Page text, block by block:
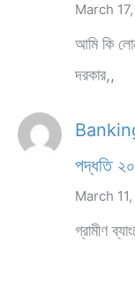
March
আমি কি
দরকার,,
পদ্ধতি
March
গ্রামীণ